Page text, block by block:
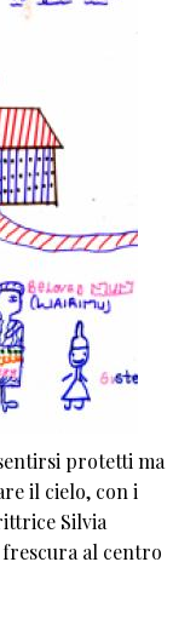
protetti ma
il cielo, con i
Silvia
al centro